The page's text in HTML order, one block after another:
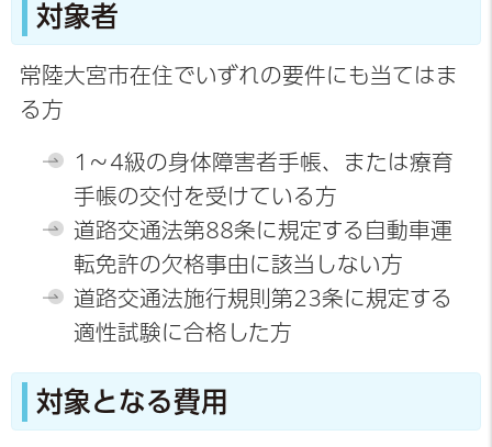
対象者
常陸大宮市在住でいずれの要件にも当てはま
る方
1～4級の身体障害者手帳、または療育
手帳の交付を受けている方
道路交通法第88条に規定する自動車運
転免許の欠格事由に該当しない方
道路交通法施行規則第23条に規定する
適性試験に合格した方
対象となる費用